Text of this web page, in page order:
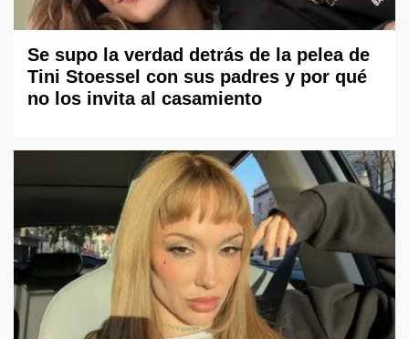
Se supo la verdad detrás de la pelea de
Tini Stoessel con sus padres y por qué
no los invita al casamiento